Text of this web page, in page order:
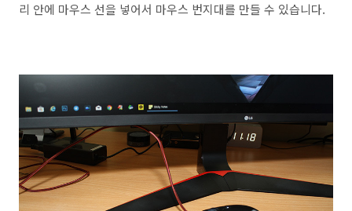
리 안에 마우스 선을 넣어서 마우스 번지대를 만들 수 있습니다.